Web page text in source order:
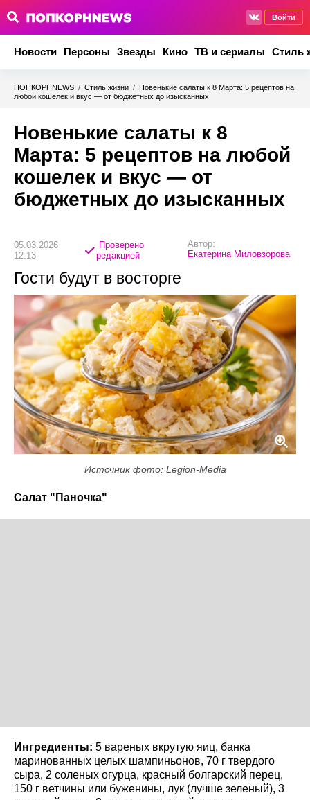
Войти
Новости Персоны Звезды Кино ТВ и сериалы Стиль
ПОПКОРНNEWS / Стиль жизни / Новенькие салаты к 8 Марта: 5 рецептов на
любой кошелек и вкус — от бюджетных до изысканных
Новенькие салаты к 8
Марта: 5 рецептов на любой
кошелек и вкус — от
бюджетных до изысканных
05.03.2026
12:13
Проверено
редакцией
Автор:
Екатерина Миловзорова
Гости будут в восторге
Источник фото: Legion-Media
Салат "Паночка"
Ингредиенты: 5 вареных вкрутую яиц, банка
маринованных целых шампиньонов, 70 г твердого
сыра, 2 соленых огурца, красный болгарский перец,
150 г ветчины или буженины, лук (лучше зеленый), 3